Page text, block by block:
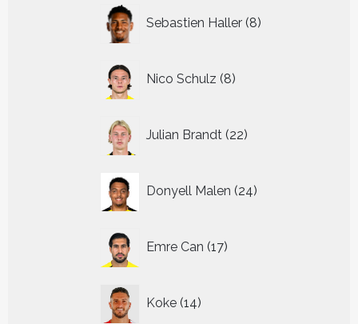
Sebastien Haller 8
producten
Nico Schulz 8
producten
Julian Brandt 22
producten
Donyell Malen 24
producten
Emre Can 17
producten
Koke 14
producten